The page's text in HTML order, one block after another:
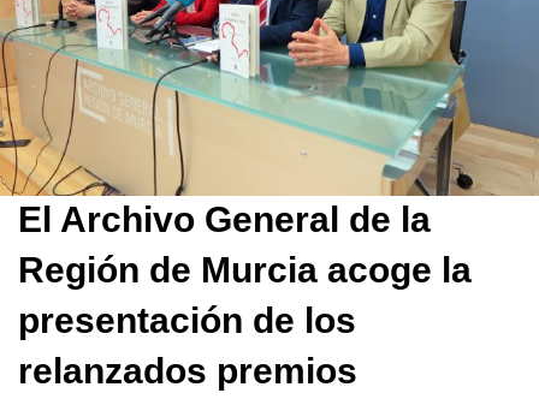
El Archivo General de la
Región de Murcia acoge la
presentación de los
relanzados premios